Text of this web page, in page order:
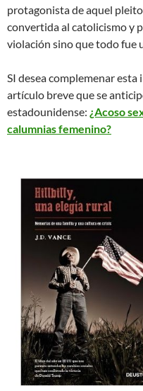
protagonista de aquel
convertida al catolicismo y
violación sino que todo fue
SI desea complemenar
artículo breve que se
estadounidense: ¿Acoso
calumnias femenino?